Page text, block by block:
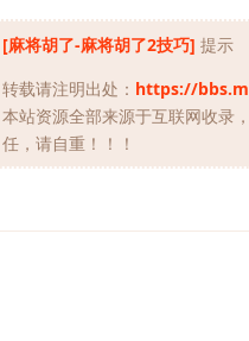
[麻将胡了-麻将胡了2技巧] 提示
转载请注明出处： https://
本站资源全部来源于互联网收录
任，请自重！！！